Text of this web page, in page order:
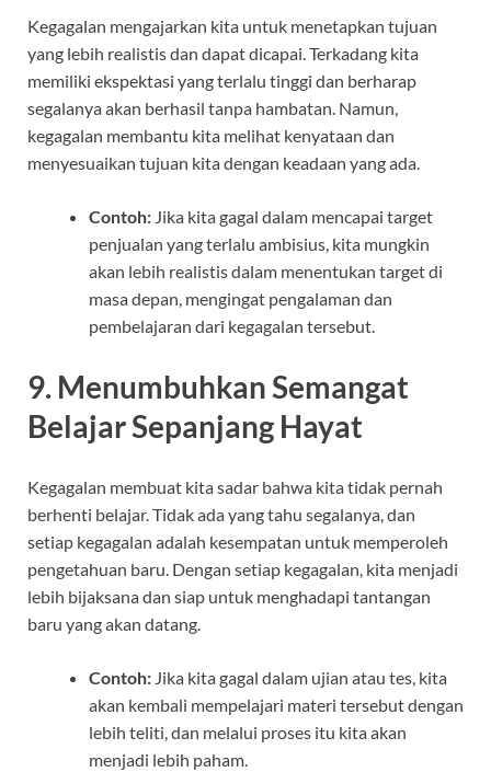
Kegagalan mengajarkan kita untuk menetapkan tujuan
yang lebih realistis dan dapat dicapai. Terkadang kita
memiliki ekspektasi yang terlalu tinggi dan berharap
segalanya akan berhasil tanpa hambatan. Namun,
kegagalan membantu kita melihat kenyataan dan
menyesuaikan tujuan kita dengan keadaan yang ada.
Contoh: Jika kita gagal dalam mencapai target
penjualan yang terlalu ambisius, kita mungkin
akan lebih realistis dalam menentukan target di
masa depan, mengingat pengalaman dan
pembelajaran dari kegagalan tersebut.
9. Menumbuhkan Semangat
Belajar Sepanjang Hayat
Kegagalan membuat kita sadar bahwa kita tidak pernah
berhenti belajar. Tidak ada yang tahu segalanya, dan
setiap kegagalan adalah kesempatan untuk memperoleh
pengetahuan baru. Dengan setiap kegagalan, kita menjadi
lebih bijaksana dan siap untuk menghadapi tantangan
baru yang akan datang.
Contoh: Jika kita gagal dalam ujian atau tes, kita
akan kembali mempelajari materi tersebut dengan
lebih teliti, dan melalui proses itu kita akan
menjadi lebih paham.